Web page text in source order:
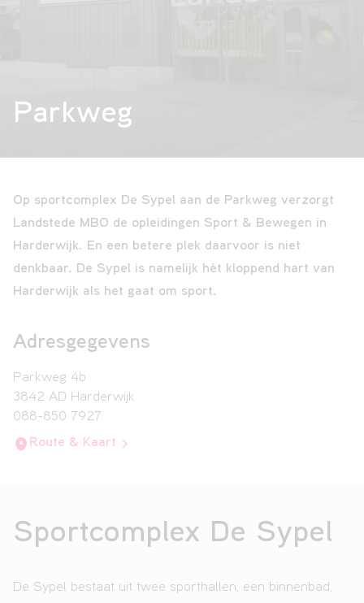
ons
Contact
Parkweg
Op sportcomplex De Sypel aan de Parkweg verzorgt
Landstede MBO de opleidingen Sport & Bewegen in
Harderwijk. En een betere plek daarvoor is niet
denkbaar. De Sypel is namelijk hét kloppend hart van
Harderwijk als het gaat om sport.
Adresgegevens
Parkweg 4b
3842 AD Harderwijk
088-850 7927
Route & Kaart
Sportcomplex De Sypel
De Sypel bestaat uit twee sporthallen, een binnenbad,